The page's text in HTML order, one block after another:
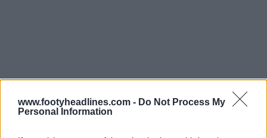
www.footyheadlines.com - Do Not Process My
Personal Information